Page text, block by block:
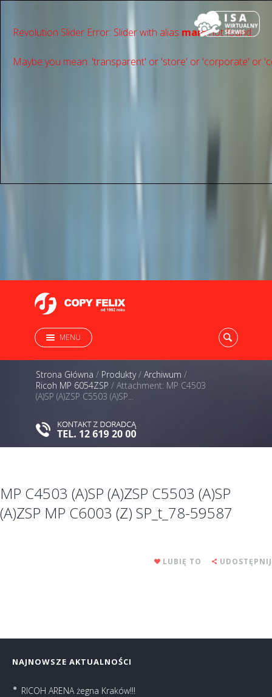
Revolution Slider Error: Slider with alias mainnot found.
Maybe you mean: 'transparent' or 'store' or 'сorporate' or
MENU
Strona Główna / Produkty/ Archiwum /
Ricoh MP 6054ZSP / Attachment: MP C4503
(A)SP (A)ZSP C5503 (A)SP...
MP C4503 (A)SP (A)ZSP C5503 (A)SP
(A)ZSP MP C6003 (Z) SP_t_78-59587
LUBIĘ TO UDOSTĘPNIJ
NAJNOWSZE AKTUALNOŚCI
RICOH ARENA żegna Kraków!!!